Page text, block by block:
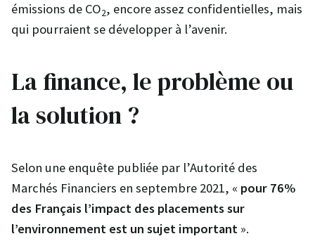
émissions de CO2, encore assez confidentielles, mais
qui pourraient se développer à l’avenir.
La finance, le problème ou
la solution ?
Selon une enquête publiée par l’Autorité des
Marchés Financiers en septembre 2021, « pour 76%
des Français l’impact des placements sur
l’environnement est un sujet important ».